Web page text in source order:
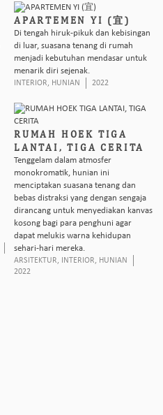
APARTEMEN YI (宜)
Di tengah hiruk-pikuk dan kebisingan
di luar, suasana tenang di rumah
menjadi kebutuhan mendasar untuk
menarik diri sejenak.
INTERIOR, HUNIAN 2022
RUMAH HOEK TIGA
LANTAI, TIGA CERITA
Tenggelam dalam atmosfer
monokromatik, hunian ini
menciptakan suasana tenang dan
bebas distraksi yang dengan sengaja
dirancang untuk menyediakan kanvas
kosong bagi para penghuni agar
dapat melukis warna kehidupan
sehari-hari mereka.
ARSITEKTUR, INTERIOR, HUNIAN
2022